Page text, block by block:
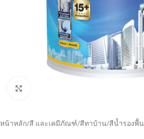
หน้าหลัก/สี และเคมีภัณฑ์/สีทาบ้าน/สีน้ำรองพื้น